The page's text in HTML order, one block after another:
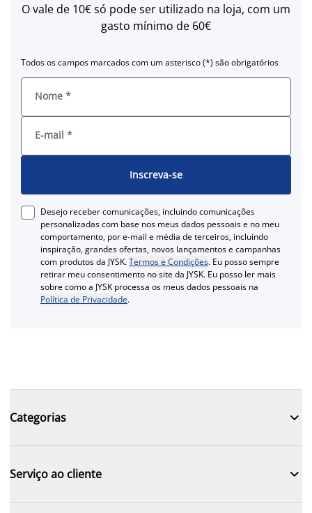
O vale de 10€ só pode ser utilizado na loja, com um
gasto mínimo de 60€
Todos os campos marcados com um asterisco (*) são obrigatórios
Nome *
E-mail *
Inscreva-se
Desejo receber comunicações, incluindo comunicações
personalizadas com base nos meus dados pessoais e no meu
comportamento, por e-mail e média de terceiros, incluindo
inspiração, grandes ofertas, novos lançamentos e campanhas
com produtos da JYSK.Termos e Condições. Eu posso sempre
retirar meu consentimento no site da JYSK. Eu posso ler mais
sobre como a JYSK processa os meus dados pessoais na
Política de Privacidade.
Categorias 
Serviço ao cliente 